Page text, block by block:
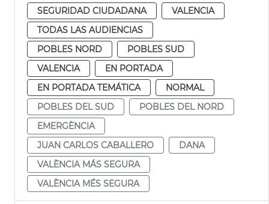
SEGURIDAD CIUDADANA
VALENCIA
TODAS LAS AUDIENCIAS
POBLES NORD
POBLES SUD
VALENCIA
EN PORTADA
EN PORTADA TEMÁTICA
NORMAL
POBLES DEL SUD
POBLES DEL NORD
EMERGÈNCIA
JUAN CARLOS CABALLERO
DANA
VALÈNCIA MÁS SEGURA
VALÈNCIA MÉS SEGURA